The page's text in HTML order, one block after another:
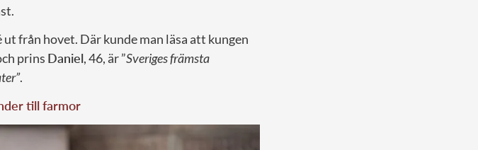
från hovet. Där kunde man läsa att kungen
prins Daniel, 46, är ”Sveriges främsta
.
till farmor